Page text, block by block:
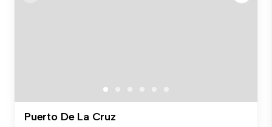
Puerto De La Cruz